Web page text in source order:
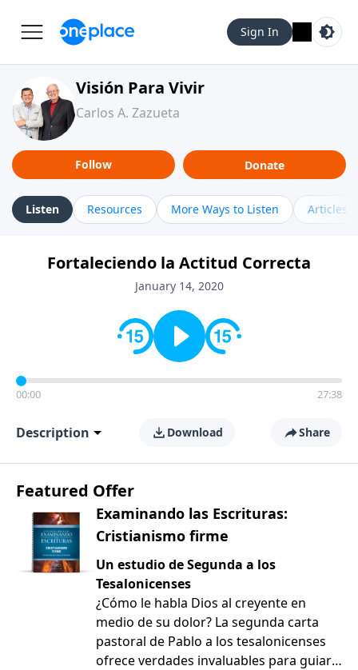
Sign In
Visión Para Vivir
Carlos A. Zazueta
Follow Donate
Listen Resources More Ways to Listen Articles
Fortaleciendo la Actitud Correcta
January 14, 2020
00:00 27:38
Description Download Share
Featured Offer
Examinando las Escrituras:
Cristianismo firme
Un estudio de Segunda a los
Tesalonicenses
¿Cómo le habla Dios al creyente en
medio de su dolor? La segunda carta
pastoral de Pablo a los tesalonicenses
ofrece verdades invaluables para guiar a